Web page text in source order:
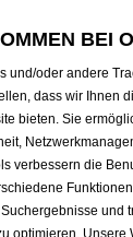
für
Mehr erfahren
BEI
und/oder andere
dass wir Ihnen
bieten. Sie
verbessern die
und
optimieren. Unsere